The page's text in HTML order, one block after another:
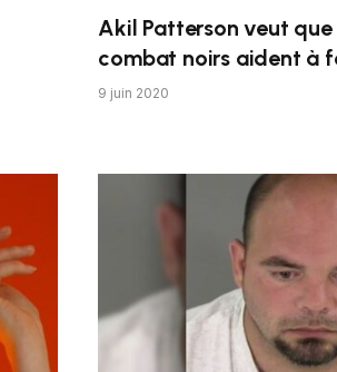
Akil Patterson veut
combat noirs aident à
9 juin 2020